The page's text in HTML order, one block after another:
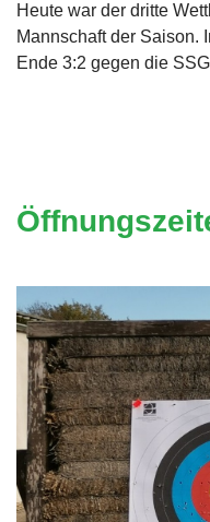
Heute war der dritte
Mannschaft der Saison.
Ende 3:2 gegen die